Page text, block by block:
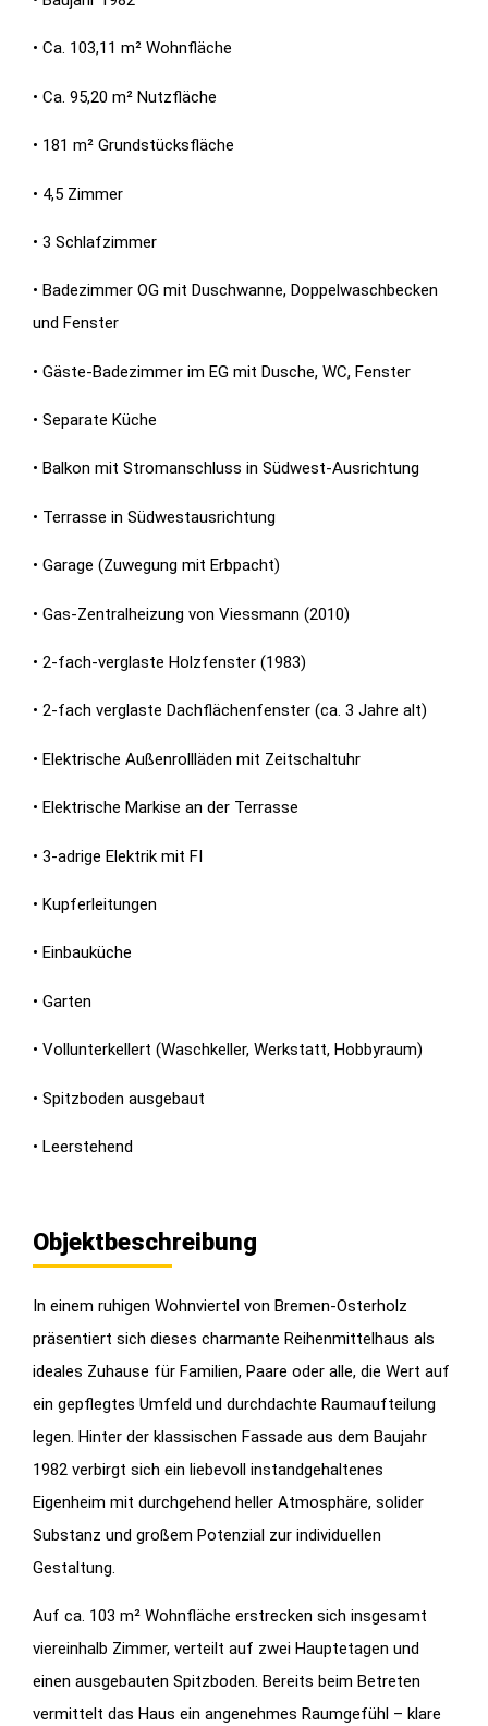
• Ca. 103,11 m² Wohnfläche
• Ca. 95,20 m² Nutzfläche
• 181 m² Grundstücksfläche
• 4,5 Zimmer
• 3 Schlafzimmer
• Badezimmer OG mit Duschwanne, Doppelwaschbecken
und Fenster
• Gäste-Badezimmer im EG mit Dusche, WC, Fenster
• Separate Küche
• Balkon mit Stromanschluss in Südwest-Ausrichtung
• Terrasse in Südwestausrichtung
• Garage (Zuwegung mit Erbpacht)
• Gas-Zentralheizung von Viessmann (2010)
• 2-fach-verglaste Holzfenster (1983)
• 2-fach verglaste Dachflächenfenster (ca. 3 Jahre alt)
• Elektrische Außenrollläden mit Zeitschaltuhr
• Elektrische Markise an der Terrasse
• 3-adrige Elektrik mit FI
• Kupferleitungen
• Einbauküche
• Garten
• Vollunterkellert (Waschkeller, Werkstatt, Hobbyraum)
• Spitzboden ausgebaut
• Leerstehend
Objektbeschreibung
In einem ruhigen Wohnviertel von Bremen-Osterholz
präsentiert sich dieses charmante Reihenmittelhaus als
ideales Zuhause für Familien, Paare oder alle, die Wert auf
ein gepflegtes Umfeld und durchdachte Raumaufteilung
legen. Hinter der klassischen Fassade aus dem Baujahr
1982 verbirgt sich ein liebevoll instandgehaltenes
Eigenheim mit durchgehend heller Atmosphäre, solider
Substanz und großem Potenzial zur individuellen
Gestaltung.
Auf ca. 103 m² Wohnfläche erstrecken sich insgesamt
viereinhalb Zimmer, verteilt auf zwei Hauptetagen und
einen ausgebauten Spitzboden. Bereits beim Betreten
vermittelt das Haus ein angenehmes Raumgefühl – klare